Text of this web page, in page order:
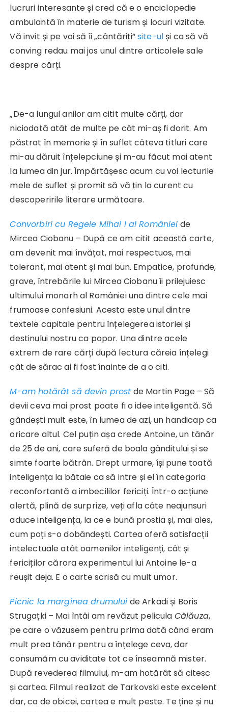
lucruri interesante și cred că e o enciclopedie
ambulantă în materie de turism și locuri vizitate.
Vă invit și pe voi să îi „cântăriți“site-ul și ca să vă
conving redau mai jos unul dintre articolele sale
despre cărți.
„De-a lungul anilor am citit multe cărți, dar
niciodată atât de multe pe cât mi-aș fi dorit. Am
păstrat în memorie și în suflet câteva titluri care
mi-au dăruit înțelepciune și m-au făcut mai atent
la lumea din jur. Împărtășesc acum cu voi lecturile
mele de suflet și promit să vă țin la curent cu
descoperirile literare următoare.
Convorbiri cu Regele Mihai I al României de
Mircea Ciobanu – După ce am citit această carte,
am devenit mai învățat, mai respectuos, mai
tolerant, mai atent și mai bun. Empatice, profunde,
grave, întrebările lui Mircea Ciobanu îi prilejuiesc
ultimului monarh al României una dintre cele mai
frumoase confesiuni. Acesta este unul dintre
textele capitale pentru înțelegerea istoriei și
destinului nostru ca popor. Una dintre acele
extrem de rare cărți după lectura căreia înțelegi
cât de sărac ai fi fost înainte de a o citi.
M-am hotărât să devin prost de Martin Page – Să
devii ceva mai prost poate fi o idee inteligentă. Să
gândești mult este, în lumea de azi, un handicap ca
oricare altul. Cel puțin așa crede Antoine, un tânăr
de 25 de ani, care suferă de boala gânditului și se
simte foarte bătrân. Drept urmare, își pune toată
inteligența la bătaie ca să intre și el în categoria
reconfortantă a imbecililor fericiți. Într-o acțiune
alertă, plină de surprize, veți afla câte neajunsuri
aduce inteligența, la ce e bună prostia și, mai ales,
cum poți s-o dobândești. Cartea oferă satisfacții
intelectuale atât oamenilor inteligenți, cât și
fericiților cărora experimentul lui Antoine le-a
reușit deja. E o carte scrisă cu mult umor.
Picnic la marginea drumului de Arkadi și Boris
Strugațki – Mai întâi am revăzut pelicula Călăuza,
pe care o văzusem pentru prima dată când eram
mult prea tânăr pentru a înțelege ceva, dar
consumăm cu aviditate tot ce înseamnă mister.
După revederea filmului, m-am hotărât să citesc
și cartea. Filmul realizat de Tarkovski este excelent
dar, ca de obicei, cartea e mult peste. Te ține și nu